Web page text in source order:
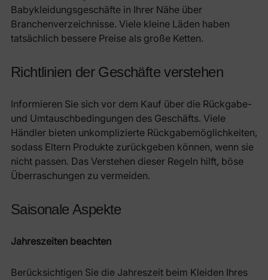
Babykleidungsgeschäfte in Ihrer Nähe über
Branchenverzeichnisse. Viele kleine Läden haben
tatsächlich bessere Preise als große Ketten.
Richtlinien der Geschäfte verstehen
Informieren Sie sich vor dem Kauf über die Rückgabe-
und Umtauschbedingungen des Geschäfts. Viele
Händler bieten unkomplizierte Rückgabemöglichkeiten,
sodass Eltern Produkte zurückgeben können, wenn sie
nicht passen. Das Verstehen dieser Regeln hilft, böse
Überraschungen zu vermeiden.
Saisonale Aspekte
Jahreszeiten beachten
Berücksichtigen Sie die Jahreszeit beim Kleiden Ihres